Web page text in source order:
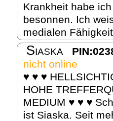
Krankheit habe
besonnen. Ich
medialen
Siaska
nicht online
♥ ♥ ♥
HOHE
MEDIUM ♥ ♥ ♥
ist Siaska. Seit